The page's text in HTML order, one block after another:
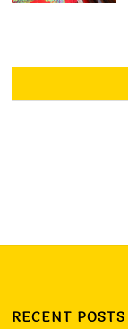
RECENT POSTS